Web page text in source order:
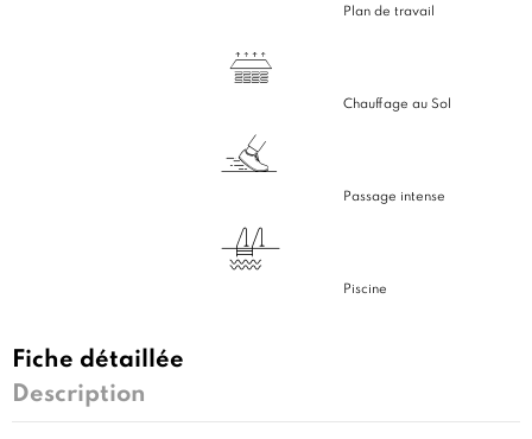
Plan de travail
Chauffage au Sol
Passage intense
Piscine
Fiche détaillée
Description